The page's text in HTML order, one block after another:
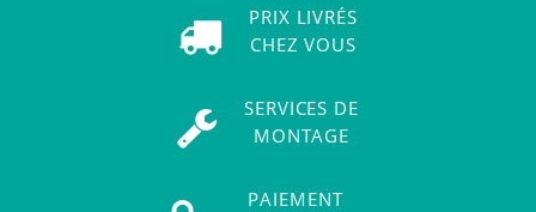
PRIX LIVRÉS
CHEZ VOUS
SERVICES DE
MONTAGE
PAIEMENT